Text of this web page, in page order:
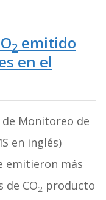
2 emitido
en el
de Monitoreo de
en inglés)
emitieron más
de CO2 producto